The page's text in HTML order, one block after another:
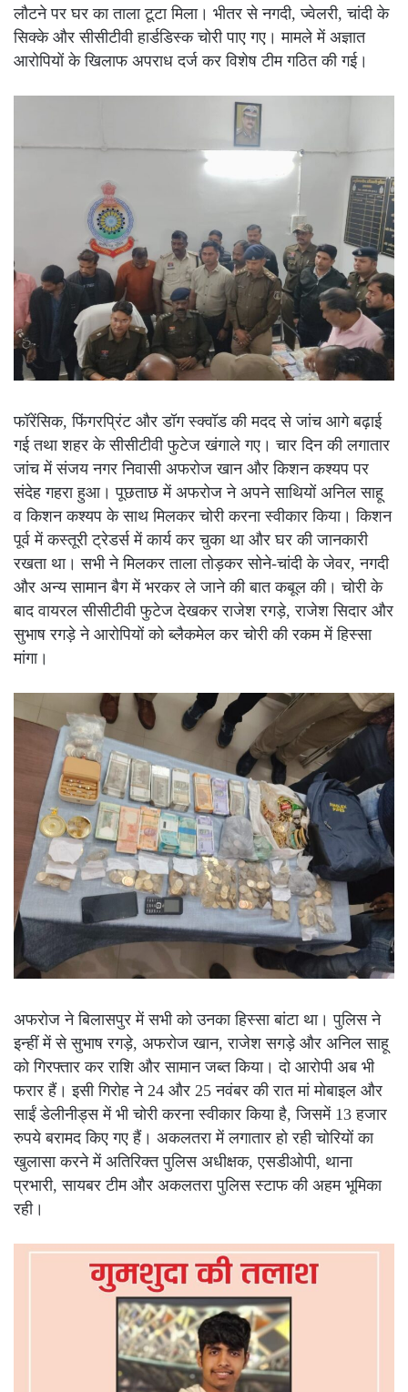
लौटने पर घर का ताला टूटा मिला। भीतर से नगदी, ज्वेलरी, चांदी के
सिक्के और सीसीटीवी हार्डडिस्क चोरी पाए गए। मामले में अज्ञात
आरोपियों के खिलाफ अपराध दर्ज कर विशेष टीम गठित की गई।
फॉरेंसिक, फिंगरप्रिंट और डॉग स्क्वॉड की मदद से जांच आगे बढ़ाई
गई तथा शहर के सीसीटीवी फुटेज खंगाले गए। चार दिन की लगातार
जांच में संजय नगर निवासी अफरोज खान और किशन कश्यप पर
संदेह गहरा हुआ। पूछताछ में अफरोज ने अपने साथियों अनिल साहू
व किशन कश्यप के साथ मिलकर चोरी करना स्वीकार किया। किशन
पूर्व में कस्तूरी ट्रेडर्स में कार्य कर चुका था और घर की जानकारी
रखता था। सभी ने मिलकर ताला तोड़कर सोने-चांदी के जेवर, नगदी
और अन्य सामान बैग में भरकर ले जाने की बात कबूल की। चोरी के
बाद वायरल सीसीटीवी फुटेज देखकर राजेश रगड़े, राजेश सिदार और
सुभाष रगड़े ने आरोपियों को ब्लैकमेल कर चोरी की रकम में हिस्सा
मांगा।
अफरोज ने बिलासपुर में सभी को उनका हिस्सा बांटा था। पुलिस ने
इन्हीं में से सुभाष रगड़े, अफरोज खान, राजेश सगड़े और अनिल साहू
को गिरफ्तार कर राशि और सामान जब्त किया। दो आरोपी अब भी
फरार हैं। इसी गिरोह ने 24 और 25 नवंबर की रात मां मोबाइल और
साईं डेलीनीड्स में भी चोरी करना स्वीकार किया है, जिसमें 13 हजार
रुपये बरामद किए गए हैं। अकलतरा में लगातार हो रही चोरियों का
खुलासा करने में अतिरिक्त पुलिस अधीक्षक, एसडीओपी, थाना
प्रभारी, सायबर टीम और अकलतरा पुलिस स्टाफ की अहम भूमिका
रही।